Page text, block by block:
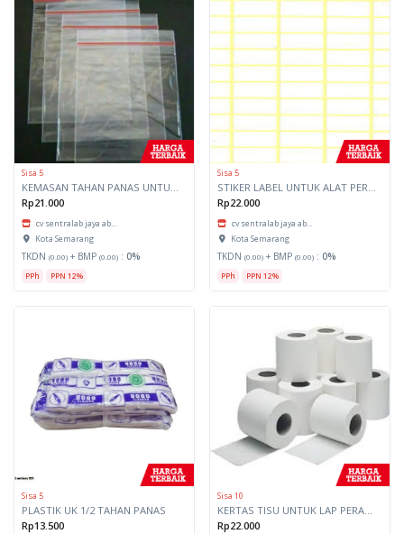
Sisa 5
Rp21.000
cv sentralab jaya ab...
Kota Semarang
TKDN (0.00) + BMP (0.00) : 0%
PPh PPN 12%
Sisa 5
Rp22.000
cv sentralab jaya ab...
Kota Semarang
TKDN (0.00) + BMP (0.00) : 0%
PPh PPN 12%
Sisa 5
PLASTIK UK 1/2 TAHAN PANAS
Rp13.500
Sisa 10
KERTAS TISU UNTUK LAP PERAGA 2 PLY
Rp22.000